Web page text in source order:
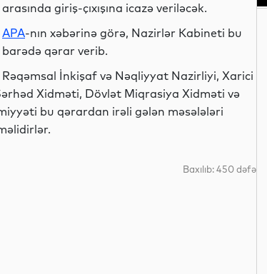
arasında giriş-çıxışına icazə veriləcək.
APA-nın xəbərinə görə, Nazirlər Kabineti bu
barədə qərar verib.
Rəqəmsal İnkişaf və Nəqliyyat Nazirliyi, Xarici
Xidməti, Dövlət Miqrasiya Xidməti və
bu qərardan irəli gələn məsələləri
Baxılıb: 450 dəfə